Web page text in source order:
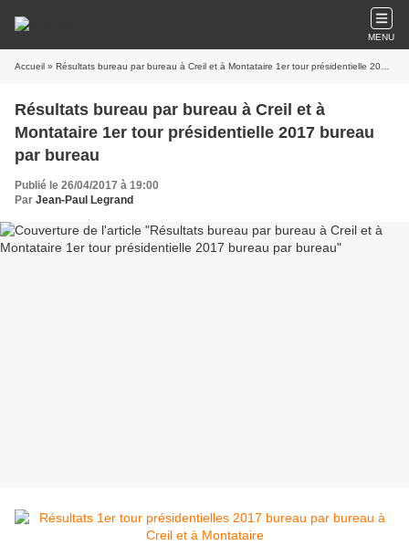
MENU
Accueil » Résultats bureau par bureau à Creil et à Montataire 1er tour présidentielle 2017 bureau par bureau
Résultats bureau par bureau à Creil et à
Montataire 1er tour présidentielle 2017 bureau
par bureau
Publié le 26/04/2017 à 19:00
Par Jean-Paul Legrand